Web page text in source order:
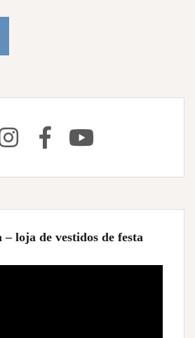
– loja de vestidos de festa